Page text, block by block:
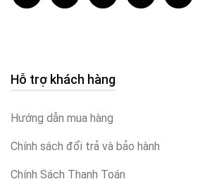
Hỗ trợ khách hàng
Hướng dẫn mua hàng
Chính sách đổi trả và bảo hành
Chính Sách Thanh Toán